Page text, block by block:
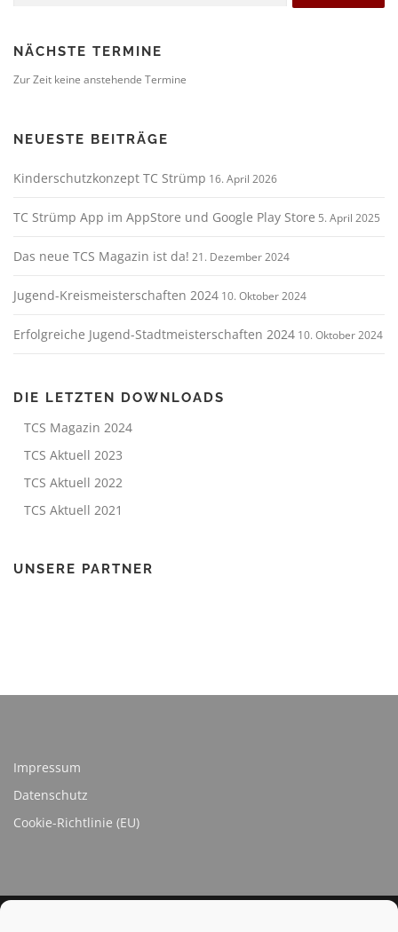
a
v
a
t
o
NÄCHSTE TERMINE
Zur Zeit keine anstehende Termine
NEUESTE BEITRÄGE
Kinderschutzkonzept TC Strümp 16. April 2026
TC Strümp App im AppStore und Google Play Store 5. April 2025
Das neue TCS Magazin ist da! 21. Dezember 2024
Jugend-Kreismeisterschaften 2024 10. Oktober 2024
Erfolgreiche Jugend-Stadtmeisterschaften 2024 10. Oktober 2024
DIE LETZTEN DOWNLOADS
TCS Magazin 2024
TCS Aktuell 2023
TCS Aktuell 2022
TCS Aktuell 2021
UNSERE PARTNER
Impressum
Datenschutz
Cookie-Richtlinie (EU)